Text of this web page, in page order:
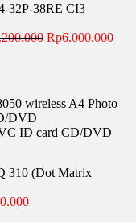
Harga
Rp6.000.000
ID card CD/DVD